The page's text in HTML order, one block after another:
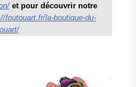
et pour découvrir notre
foutouart.fr/la-boutique-du-